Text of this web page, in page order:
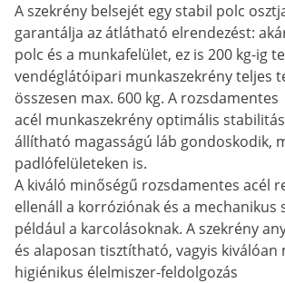
A szekrény belsejét egy stabil polc
garantálja az átlátható elrendezést:
polc és a munkafelület, ez is 200 kg-ig
vendéglátóipari munkaszekrény teljes
összesen max. 600 kg. A rozsdamentes
acél munkaszekrény optimális
állítható magasságú láb gondoskodik,
padlófelületeken is.
A kiváló minőségű rozsdamentes acél
ellenáll a korróziónak és a mechanikus
például a karcolásoknak. A szekrény
és alaposan tisztítható, vagyis kiválóan
higiénikus élelmiszer-feldolgozás